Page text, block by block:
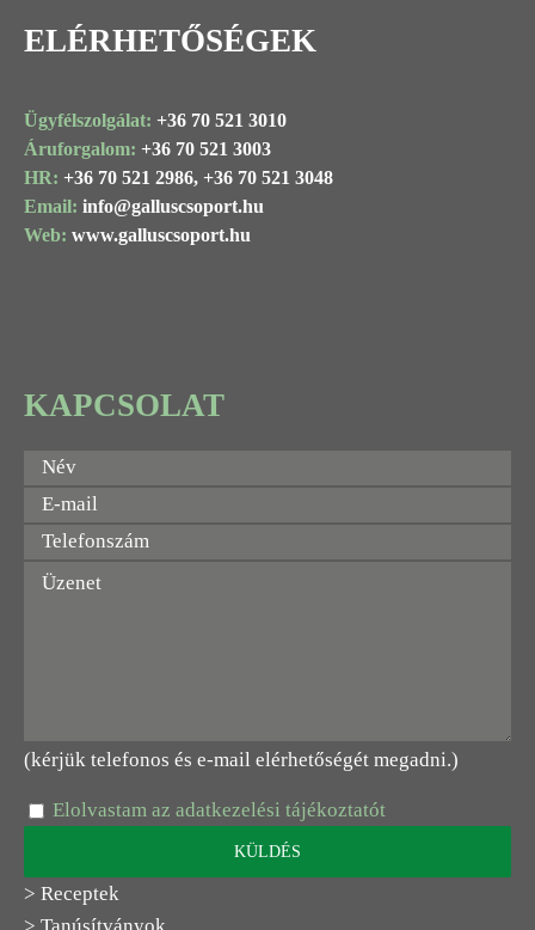
ELÉRHETŐSÉGEK
Ügyfélszolgálat: +36 70 521 3010
Áruforgalom: +36 70 521 3003
HR: +36 70 521 2986, +36 70 521 3048
Email: info@galluscsoport.hu
Web: www.galluscsoport.hu
KAPCSOLAT
(kérjük telefonos és e-mail elérhetőségét megadni.)
Elolvastam az adatkezelési tájékoztatót
> Receptek